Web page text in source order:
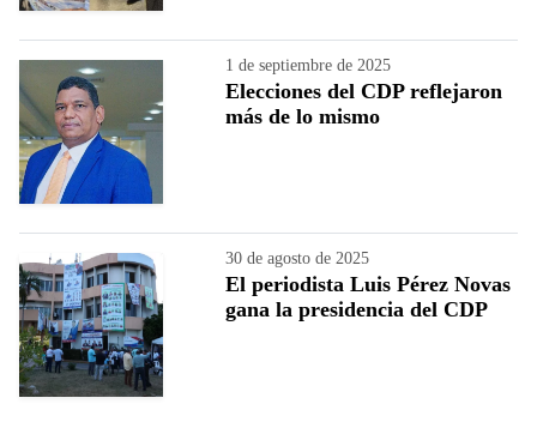
1 de septiembre de 2025
Elecciones del CDP reflejaron
más de lo mismo
30 de agosto de 2025
El periodista Luis Pérez Novas
gana la presidencia del CDP